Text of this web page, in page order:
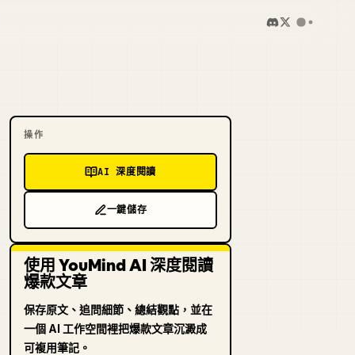
操作
AI 深度閱讀
一鍵儲存
使用 YouMind AI 深度閱讀
爆款文章
保存原文、追問細節、總結觀點，並在
一個 AI 工作空間裡把爆款文章沉澱成
可複用筆記。